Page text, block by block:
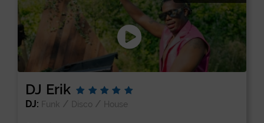
DJ Erik
DJ: Funk / Disco / House